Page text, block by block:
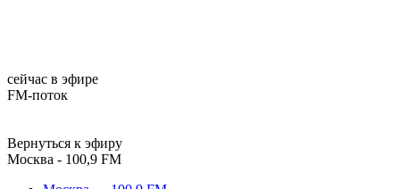
сейчас в эфире
FM-поток
Вернуться к эфиру
Москва - 100,9 FM